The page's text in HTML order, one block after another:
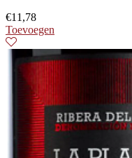
€11,78
Toevoegen